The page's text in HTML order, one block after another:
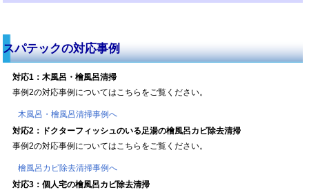
スパテックの対応事例
対応1：木風呂・檜風呂清掃
事例2の対応事例についてはこちらをご覧ください。
木風呂・檜風呂清掃事例へ
対応2：ドクターフィッシュのいる足湯の檜風呂カビ除去清掃
事例2の対応事例についてはこちらをご覧ください。
檜風呂カビ除去清掃事例へ
対応3：個人宅の檜風呂カビ除去清掃